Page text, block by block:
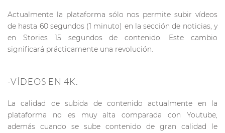
Actualmente la plataforma sólo nos permite subir vídeos
de hasta 60 segundos (1 minuto) en la sección de noticias, y
en Stories 15 segundos de contenido. Este cambio
significará prácticamente una revolución.
-VÍDEOS EN 4K.
La calidad de subida de contenido actualmente en la
plataforma no es muy alta comparada con Youtube,
además cuando se sube contenido de gran calidad le